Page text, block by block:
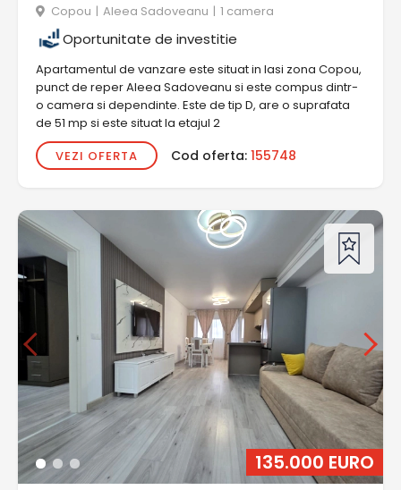
Copou | Aleea Sadoveanu | 1 camera
Oportunitate de investitie
Apartamentul de vanzare este situat in Iasi zona Copou,
punct de reper Aleea Sadoveanu si este compus dintr-
o camera si dependinte. Este de tip D, are o suprafata
de 51 mp si este situat la etajul 2
VEZI OFERTA
Cod oferta: 155748
135.000 EURO